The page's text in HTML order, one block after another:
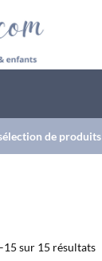
de produits
sur 15 résultats